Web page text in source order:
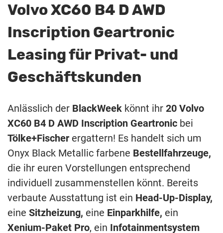
Volvo XC60 B4 D AWD
Inscription Geartronic
Leasing für Privat- und
Geschäftskunden
Anlässlich der BlackWeek könnt ihr 20 Volvo
XC60 B4 D AWD Inscription Geartronic bei
Tölke+Fischer ergattern! Es handelt sich um
Onyx Black Metallic farbene Bestellfahrzeuge,
die ihr euren Vorstellungen entsprechend
individuell zusammenstellen könnt. Bereits
verbaute Ausstattung ist ein Head-Up-Display,
eine Sitzheizung, eine Einparkhilfe, ein
Xenium-Paket Pro, ein Infotainmentsystem